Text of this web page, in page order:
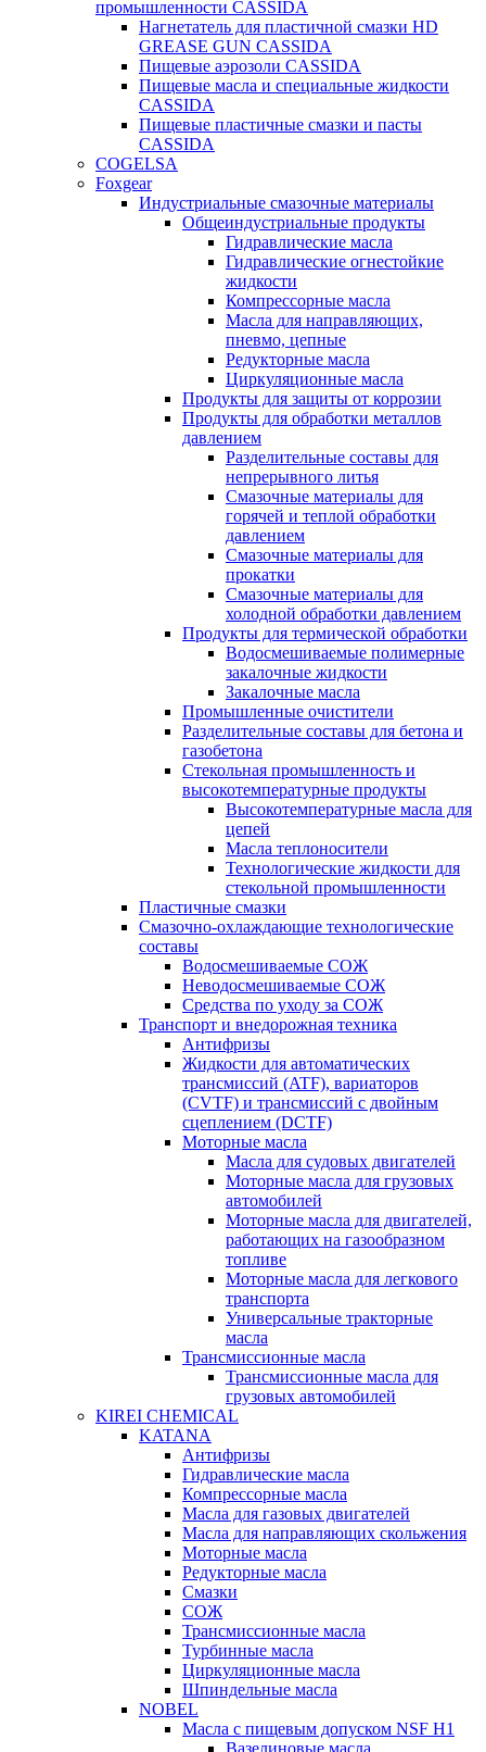
промышленности CASSIDA
Нагнетатель для пластичной смазки HD
GREASE GUN CASSIDA
Пищевые аэрозоли CASSIDA
Пищевые масла и специальные жидкости
CASSIDA
Пищевые пластичные смазки и пасты
CASSIDA
COGELSA
Foxgear
Индустриальные смазочные материалы
Общеиндустриальные продукты
Гидравлические масла
Гидравлические огнестойкие
жидкости
Компрессорные масла
Масла для направляющих,
пневмо, цепные
Редукторные масла
Циркуляционные масла
Продукты для защиты от коррозии
Продукты для обработки металлов
давлением
Разделительные составы для
непрерывного литья
Смазочные материалы для
горячей и теплой обработки
давлением
Смазочные материалы для
прокатки
Смазочные материалы для
холодной обработки давлением
Продукты для термической обработки
Водосмешиваемые полимерные
закалочные жидкости
Закалочные масла
Промышленные очистители
Разделительные составы для бетона и
газобетона
Стекольная промышленность и
высокотемпературные продукты
Высокотемпературные масла для
цепей
Масла теплоносители
Технологические жидкости для
стекольной промышленности
Пластичные смазки
Смазочно-охлаждающие технологические
составы
Водосмешиваемые СОЖ
Неводосмешиваемые СОЖ
Средства по уходу за СОЖ
Транспорт и внедорожная техника
Антифризы
Жидкости для автоматических
трансмиссий (ATF), вариаторов
(CVTF) и трансмиссий с двойным
сцеплением (DCTF)
Моторные масла
Масла для судовых двигателей
Моторные масла для грузовых
автомобилей
Моторные масла для двигателей,
работающих на газообразном
топливе
Моторные масла для легкового
транспорта
Универсальные тракторные
масла
Трансмиссионные масла
Трансмиссионные масла для
грузовых автомобилей
KIREI CHEMICAL
KATANA
Антифризы
Гидравлические масла
Компрессорные масла
Масла для газовых двигателей
Масла для направляющих скольжения
Моторные масла
Редукторные масла
Смазки
СОЖ
Трансмиссионные масла
Турбинные масла
Циркуляционные масла
Шпиндельные масла
NOBEL
Масла с пищевым допуском NSF H1
Вазелиновые масла